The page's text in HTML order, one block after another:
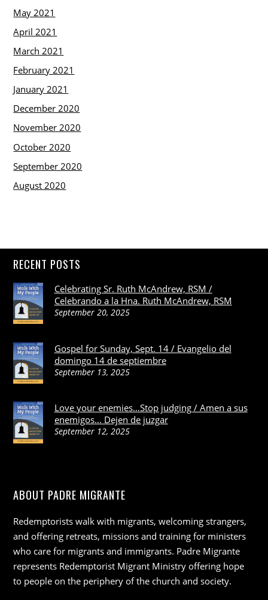
May 2021
April 2021
March 2021
February 2021
January 2021
December 2020
November 2020
October 2020
September 2020
August 2020
RECENT POSTS
Celebrating Sr. Ruth McAndrew, RSM /
Celebrando a la Hna. Ruth McAndrew, RSM
September 20, 2025
Gospel for Sunday, Sept. 14 / Evangelio del
domingo 14 de septiembre
September 13, 2025
Love your enemies…Stop judging / Amen a sus
enemigos… Dejen de juzgar
September 12, 2025
ABOUT PADRE MIGRANTE
Redemptorists walk with migrants, welcoming strangers,
and offering retreats, missions and training for ministers
who care for migrants and immigrants. Padre Migrante
represents Redemptorist Migrant Ministry offering hope
to people on the periphery of the church and society.